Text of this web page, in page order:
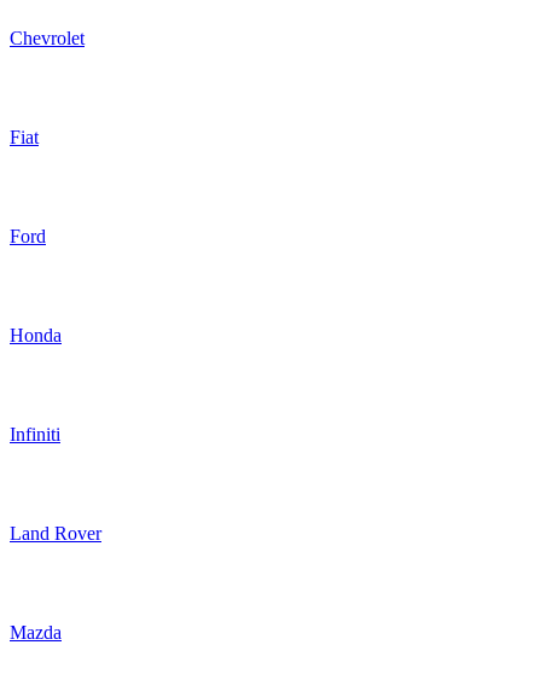
Chevrolet
Fiat
Ford
Honda
Infiniti
Land Rover
Mazda